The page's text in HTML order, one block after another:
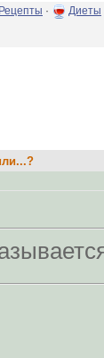
Рецепты · Диеты